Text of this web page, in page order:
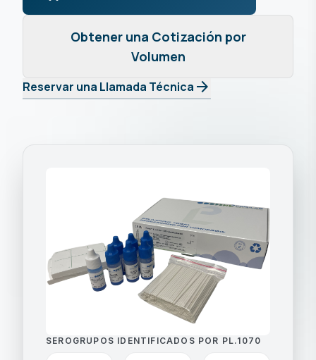
Obtener una Cotización por
Volumen
Reservar una Llamada Técnica arrow_forward
SEROGRUPOS IDENTIFICADOS POR PL.1070